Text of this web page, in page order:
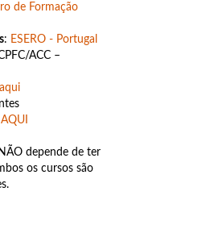
de Formação
: ESERO - Portugal
ACC –
AQUI
depende de ter
os cursos são